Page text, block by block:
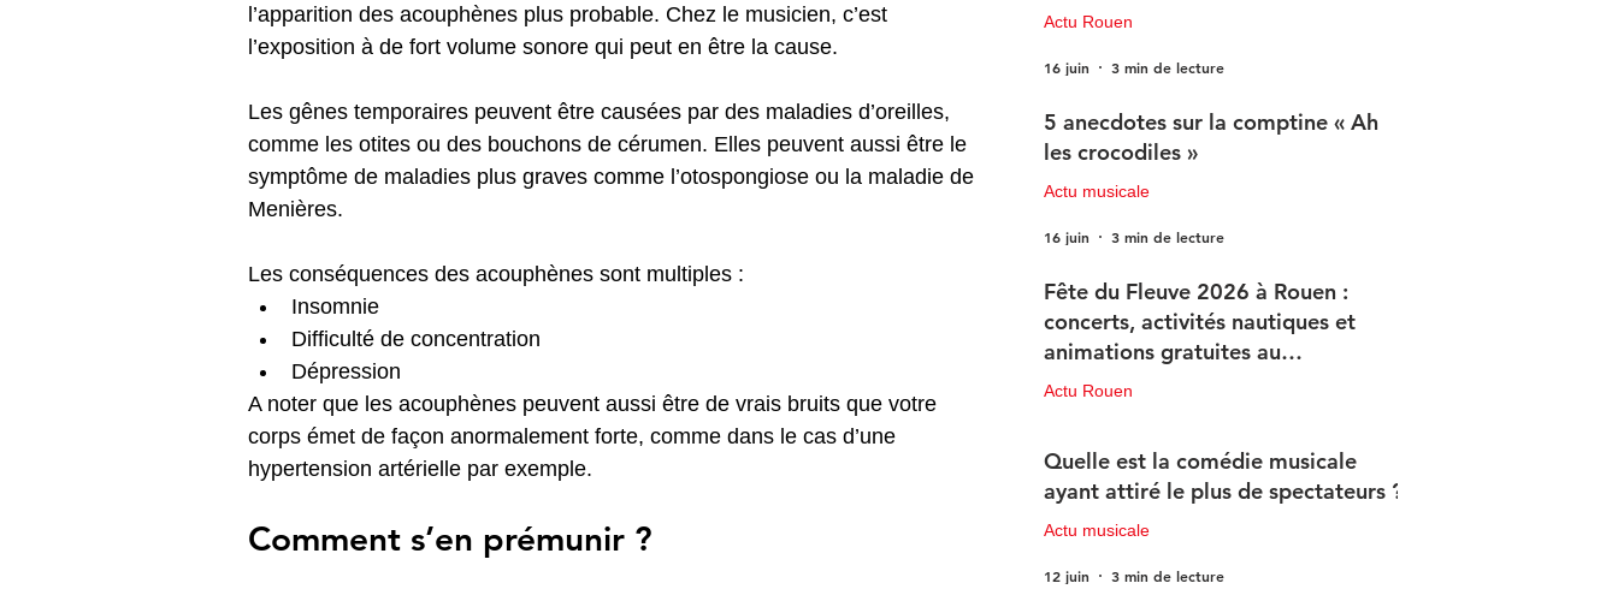
l’apparition des acouphènes plus probable. Chez le musicien, c’est
l’exposition à de fort volume sonore qui peut en être la cause.
Les gênes temporaires peuvent être causées par des maladies d’oreilles,
comme les otites ou des bouchons de cérumen. Elles peuvent aussi être le
symptôme de maladies plus graves comme l’otospongiose ou la maladie de
Menières.
Les conséquences des acouphènes sont multiples :
Insomnie
Difficulté de concentration
Dépression
A noter que les acouphènes peuvent aussi être de vrais bruits que votre
corps émet de façon anormalement forte, comme dans le cas d’une
hypertension artérielle par exemple.
Comment s’en prémunir ?
Actu Rouen
16 juin 3 min de lecture
5 anecdotes sur la comptine « Ah
les crocodiles »
Actu musicale
16 juin 3 min de lecture
Fête du Fleuve 2026 à Rouen :
concerts, activités nautiques et
animations gratuites au
programme
Actu Rouen
Quelle est la comédie musicale
ayant attiré le plus de spectateurs ?
Actu musicale
12 juin 3 min de lecture